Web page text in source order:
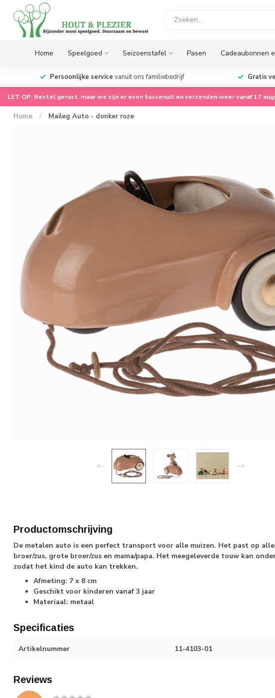
Home Speelgoed Seizoenstafel Pasen Cadeaubonnen
Persoonlijke service vanuit ons familiebedrijf Gratis
LET OP: Bestel gerust, maar we zijn er even tussenuit en verzenden weer vanaf 17
Home / Maileg Auto - donker roze
Productomschrijving
De metalen auto is een perfect transport voor alle muizen. Het past op
broer/zus, grote broer/zus en mama/papa. Het meegeleverde touw kan
zodat het kind de auto kan trekken.
Afmeting: 7 x 8 cm
Geschikt voor kinderen vanaf 3 jaar
Materiaal: metaal
Specificaties
Artikelnummer 11-4103-01
Reviews